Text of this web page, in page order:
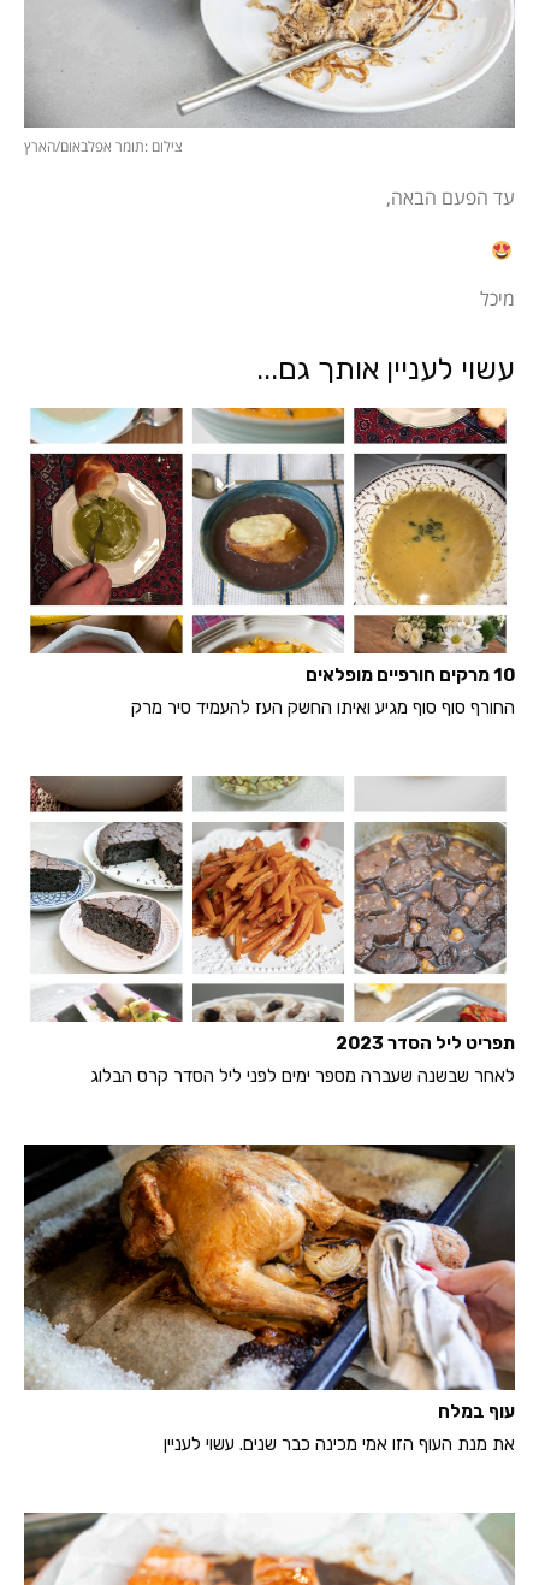
צילום :תומר אפלבאום/הארץ
עד הפעם הבאה,
מיכל
עשוי לעניין אותך גם...
10 מרקים חורפיים מופלאים
החורף סוף סוף מגיע ואיתו החשק העז להעמיד סיר מרק
תפריט ליל הסדר 2023
לאחר שבשנה שעברה מספר ימים לפני ליל הסדר קרס הבלוג
עוף במלח
את מנת העוף הזו אמי מכינה כבר שנים. עשוי לעניין